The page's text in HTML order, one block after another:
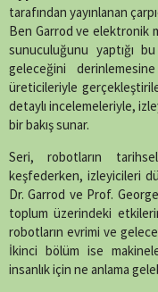
tarafından yayınlanan
Ben Garrod ve elektronik
sunuculuğunu yaptığı
geleceğini
üreticileriyle
detaylı incelemeleriyle,
bir bakış sunar.
Seri, robotların
keşfederken, izleyicileri
Dr. Garrod ve Prof.
toplum üzerindeki
robotların evrimi ve
İkinci bölüm ise
insanlık için ne anlama